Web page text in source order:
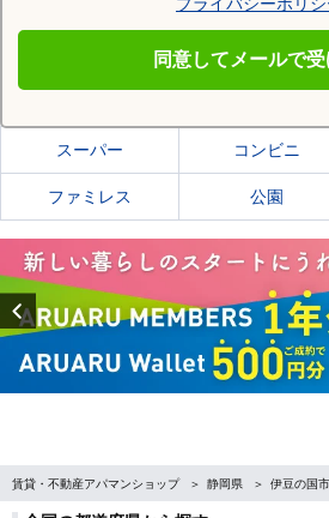
同意してメールで
伊豆の国市の施設一覧
スーパー コンビニ
ファミレス 公園
Previous
賃貸・不動産アパマンショップ 静岡県 伊豆の国市